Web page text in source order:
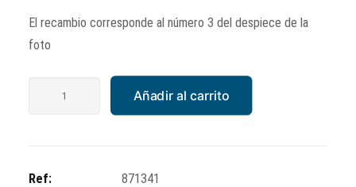
El recambio corresponde al número 3 del despiece de la
foto
cantidad
Añadir al carrito
Ref:
871341